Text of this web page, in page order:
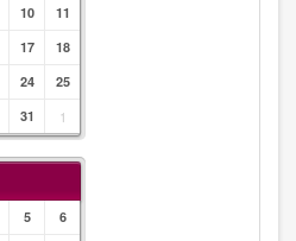
10
11
17
18
24
25
31 1
5
6